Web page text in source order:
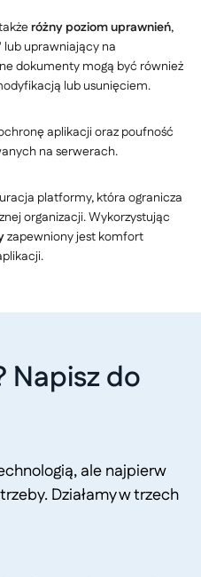
różny poziom uprawnień,
lub uprawniający na
dokumenty mogą być również
lub usunięciem.
aplikacji oraz poufność
na serwerach.
platformy, która ogranicza
organizacji. Wykorzystując
zapewniony jest komfort
Napisz do
ale najpierw
Działamy w trzech